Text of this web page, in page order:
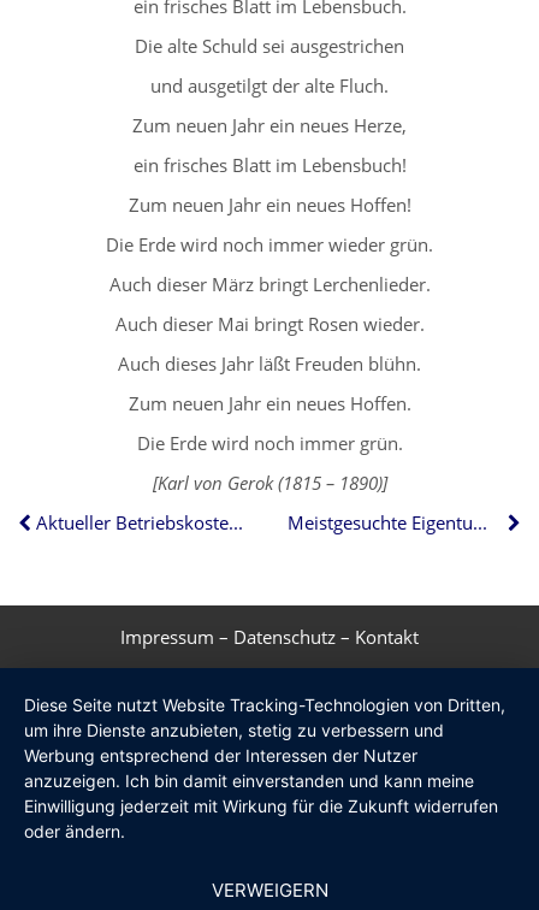
ein frisches Blatt im Lebensbuch.
Die alte Schuld sei ausgestrichen
und ausgetilgt der alte Fluch.
Zum neuen Jahr ein neues Herze,
ein frisches Blatt im Lebensbuch!
Zum neuen Jahr ein neues Hoffen!
Die Erde wird noch immer wieder grün.
Auch dieser März bringt Lerchenlieder.
Auch dieser Mai bringt Rosen wieder.
Auch dieses Jahr läßt Freuden blühn.
Zum neuen Jahr ein neues Hoffen.
Die Erde wird noch immer grün.
[Karl von Gerok (1815 – 1890)]
Aktueller Betriebskostenspiegel für Deutschland
Meistgesuchte Eigentumswohnung Deutschlands
Impressum – Datenschutz – Kontakt
Diese Seite nutzt Website Tracking-Technologien von Dritten,
um ihre Dienste anzubieten, stetig zu verbessern und
Werbung entsprechend der Interessen der Nutzer
anzuzeigen. Ich bin damit einverstanden und kann meine
Einwilligung jederzeit mit Wirkung für die Zukunft widerrufen
oder ändern.
VERWEIGERN